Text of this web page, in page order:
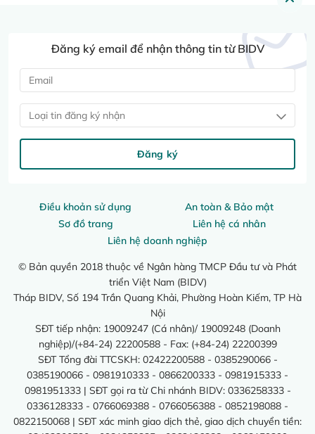
Điều khoản sử dụng
An toàn & Bảo mật
Sơ đồ trang
Liên hệ cá nhân
Liên hệ doanh nghiệp
© Bản quyền 2018 thuộc về Ngân hàng TMCP Đầu tư và Phát
triển Việt Nam (BIDV)
Tháp BIDV, Số 194 Trần Quang Khải, Phường Hoàn Kiếm, TP Hà
Nội
SĐT tiếp nhận: 19009247 (Cá nhân)/ 19009248 (Doanh
nghiệp)/(+84-24) 22200588 - Fax: (+84-24) 22200399
SĐT Tổng đài TTCSKH: 02422200588 - 0385290066 -
0385190066 - 0981910333 - 0866200333 - 0981915333 -
0981951333 | SĐT gọi ra từ Chi nhánh BIDV: 0336258333 -
0336128333 - 0766069388 - 0766056388 - 0852198088 -
0822150068 | SĐT xác minh giao dịch thẻ, giao dịch chuyển tiền:
Đăng ký email để nhận thông tin từ BIDV
Loại tin đăng ký nhận
Đăng ký